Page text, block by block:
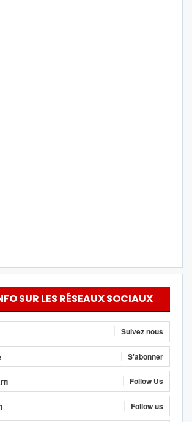
SUR LES RÉSEAUX SOCIAUX
Suivez nous
S'abonner
Follow Us
Follow us